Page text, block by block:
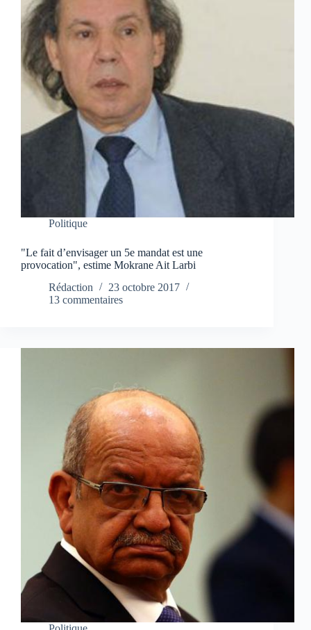
Politique
"Le fait d’envisager un 5e mandat est une
provocation", estime Mokrane Ait Larbi
Rédaction
23 octobre 2017
13 commentaires